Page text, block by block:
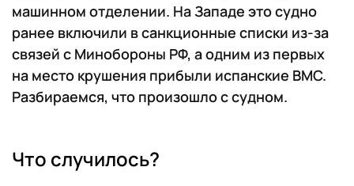
машинном отделении. На Западе это судно
ранее включили в санкционные списки из-за
связей с Минобороны РФ, а одним из первых
на место крушения прибыли испанские ВМC.
Разбираемся, что произошло с судном.
Что случилось?